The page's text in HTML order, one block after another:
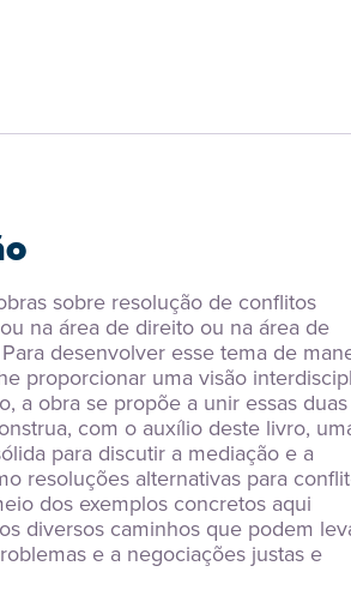
sobre resolução de conflitos
na área de direito ou na área de
desenvolver esse tema de
proporcionar uma visão
a obra se propõe a unir essas duas
com o auxílio deste livro,
para discutir a mediação e a
resoluções alternativas para
dos exemplos concretos aqui
diversos caminhos que podem
e a negociações justas e